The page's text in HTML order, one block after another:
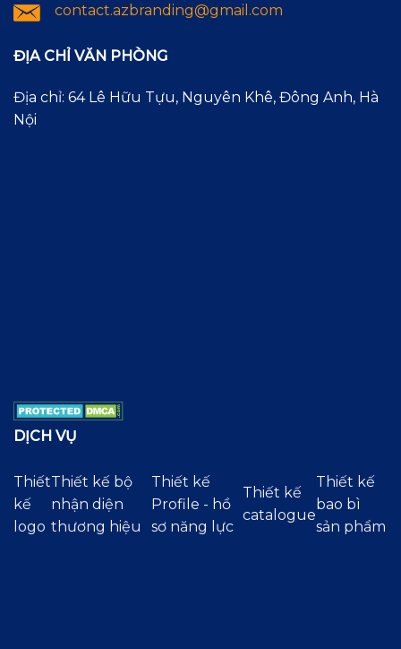
contact.azbranding@gmail.com
ĐỊA CHỈ VĂN PHÒNG
Địa chỉ: 64 Lê Hữu Tựu, Nguyên Khê, Đông Anh, Hà
Nội
DỊCH VỤ
Thiết
kế
logo
Thiết kế bộ
nhận diện
thương hiệu
Thiết kế
Profile - hồ
sơ năng lực
Thiết kế
catalogue
Thiết kế
bao bì
sản phẩm